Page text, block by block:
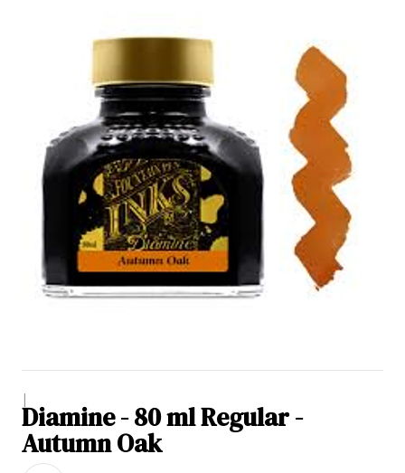
|
Diamine - 80 ml Regular -
Autumn Oak